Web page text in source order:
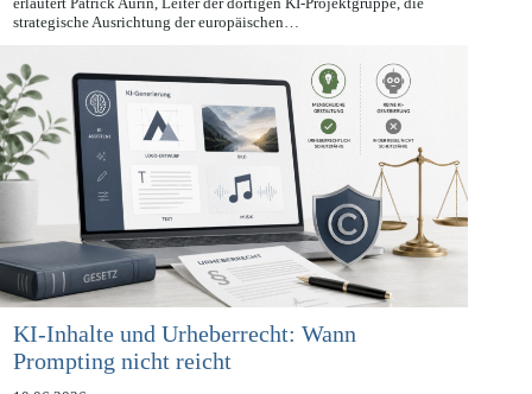
In einer aktuellen Episode des Podcasts der Bundesnetzagentur
erläutert Patrick Aurin, Leiter der dortigen KI-Projektgruppe, die
KI-Inhalte und Urheberrecht: Wann
Prompting nicht reicht